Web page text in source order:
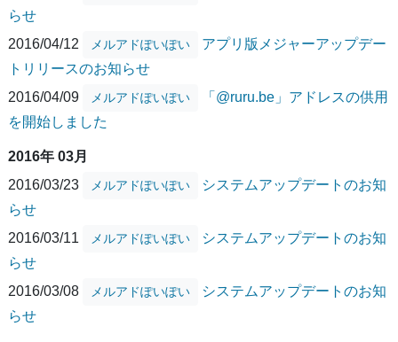
らせ
2016/04/12
メルアドぽいぽい
アプリ版メジャーアップデー
トリリースのお知らせ
2016/04/09
メルアドぽいぽい
「@ruru.be」アドレスの供用
を開始しました
2016年 03月
2016/03/23
メルアドぽいぽい
システムアップデートのお知
らせ
2016/03/11
メルアドぽいぽい
システムアップデートのお知
らせ
2016/03/08
メルアドぽいぽい
システムアップデートのお知
らせ